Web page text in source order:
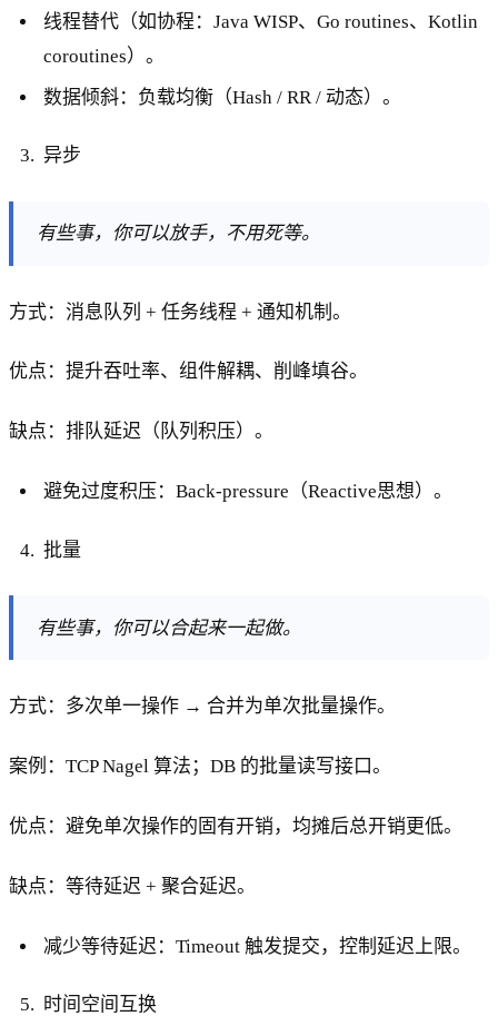
线程替代（如协程：Java WISP、Go routines、Kotlin
coroutines）。
数据倾斜：负载均衡（Hash / RR / 动态）。
异步
有些事，你可以放手，不用死等。
方式：消息队列 + 任务线程 + 通知机制。
优点：提升吞吐率、组件解耦、削峰填谷。
缺点：排队延迟（队列积压）。
避免过度积压：Back-pressure（Reactive思想）。
批量
有些事，你可以合起来一起做。
方式：多次单一操作 → 合并为单次批量操作。
案例：TCP Nagel 算法；DB 的批量读写接口。
优点：避免单次操作的固有开销，均摊后总开销更低。
缺点：等待延迟 + 聚合延迟。
减少等待延迟：Timeout 触发提交，控制延迟上限。
时间空间互换